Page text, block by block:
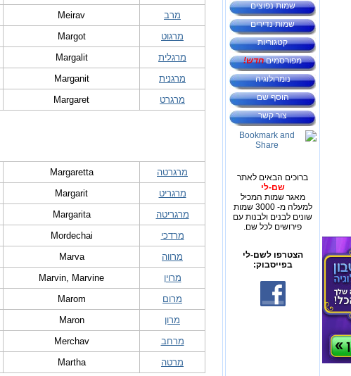
שמות נפוצים
שמות נדירים
קטגוריות
מפורסמיםחדש!
נומרולוגיה
הוסף שם
צור קשר
ברוכים הבאים לאתר
שם-לי
מאגר שמות המכיל
למעלה מ- 3000 שמות
שונים לבנים ולבנות עם
פירושים לכל שם.
הצטרפו לשם-לי
בפייסבוק:
מרב
Meirav
מרגוט
Margot
מרגלית
Margalit
מרגנית
Marganit
מרגרט
Margaret
מרגרטה Margaretta
מרגריט
Margarit
מרגריטה
Margarita
מרדכי
Mordechai
מרווה
Marva
מרוין
Marvin, Marvine
מרום
Marom
מרון
Maron
מרחב
Merchav
מרטה
Martha